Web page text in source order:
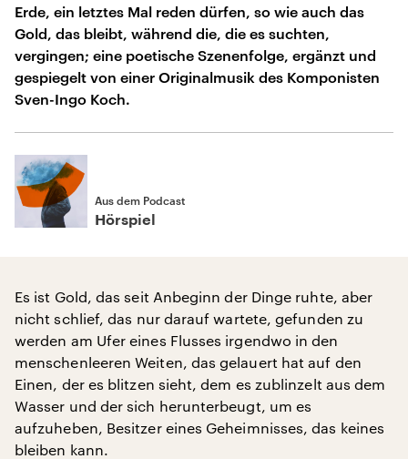
Erde, ein letztes Mal reden dürfen, so wie auch das
Gold, das bleibt, während die, die es suchten,
vergingen; eine poetische Szenenfolge, ergänzt und
gespiegelt von einer Originalmusik des Komponisten
Sven-Ingo Koch.
Aus dem Podcast
Hörspiel
Es ist Gold, das seit Anbeginn der Dinge ruhte, aber
nicht schlief, das nur darauf wartete, gefunden zu
werden am Ufer eines Flusses irgendwo in den
menschenleeren Weiten, das gelauert hat auf den
Einen, der es blitzen sieht, dem es zublinzelt aus dem
Wasser und der sich herunterbeugt, um es
aufzuheben, Besitzer eines Geheimnisses, das keines
bleiben kann.